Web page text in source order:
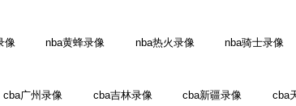
像 nba黄蜂录像 nba热火录像 nba骑士录像
cba广州录像 cba吉林录像 cba新疆录像 cba